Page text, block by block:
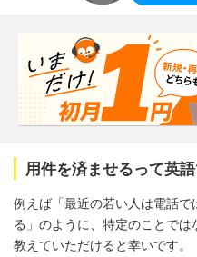
用件を済ませるって英
例えば「最近の若い人は電話
る」のように、特定のことで
教えていただけると幸いです。